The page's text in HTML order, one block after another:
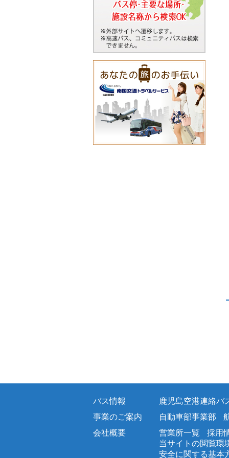
バス情報
鹿児島空港連絡バ
事業のご案内
自動車部事業部
会社概要
営業所一覧
採用
当サイトの閲覧環
安全に関する基本